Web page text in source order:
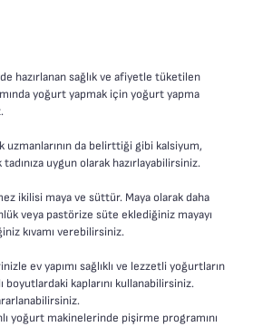
hazırlanan sağlık ve afiyetle tüketilen
yoğurt yapmak için yoğurt yapma
gibi kalsiyum,
uygun olarak hazırlayabilirsiniz.
süttür. Maya olarak daha
veya pastörize süte eklediğiniz mayayı
kıvamı verebilirsiniz.
ev yapımı sağlıklı ve lezzetli yoğurtların
boyutlardaki kaplarını kullanabilirsiniz.
yoğurt makinelerinde pişirme programını